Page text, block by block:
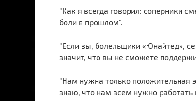
"Как я всегда говорил: соперники
боли в прошлом".
"Если вы, болельщики «Юнайтед»,
значит, что вы не сможете
"Нам нужна только положительная
знаю, что нам всем нужно работать